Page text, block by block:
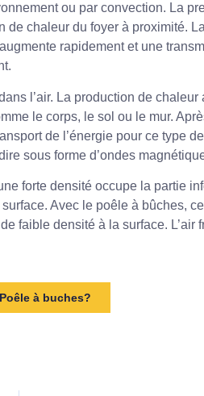
ou par convection. La
chaleur du foyer à proximité.
rapidement et une
l’air. La production de chaleur
le corps, le sol ou le mur.
de l’énergie pour ce type
sous forme d’ondes
forte densité occupe la partie
Avec le poêle à bûches,
faible densité à la surface. L’air
à buches?